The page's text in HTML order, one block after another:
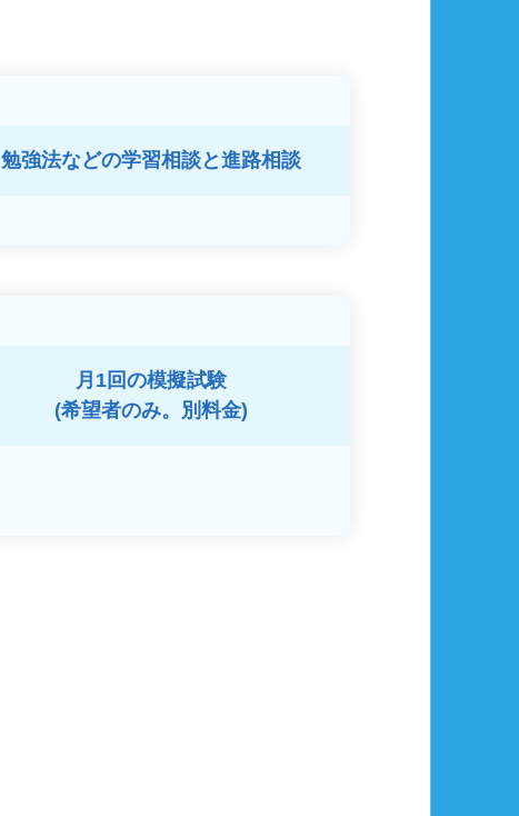
勉強法などの学習相談と進路相談
月1回の模擬試験
(希望者のみ。別料金)